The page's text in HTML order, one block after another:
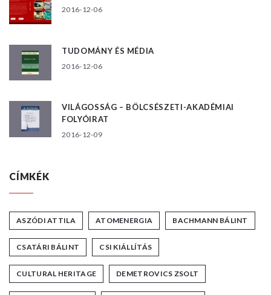
2016-12-06
TUDOMÁNY ÉS MÉDIA
2016-12-06
VILÁGOSSÁG – BÖLCSÉSZETI-AKADÉMIAI
FOLYÓIRAT
2016-12-09
CÍMKÉK
ASZÓDI ATTILA ATOMENERGIA BACHMANN BÁLINT
CSATÁRI BÁLINT CSI KIÁLLÍTÁS
CULTURAL HERITAGE DEMETROVICS ZSOLT